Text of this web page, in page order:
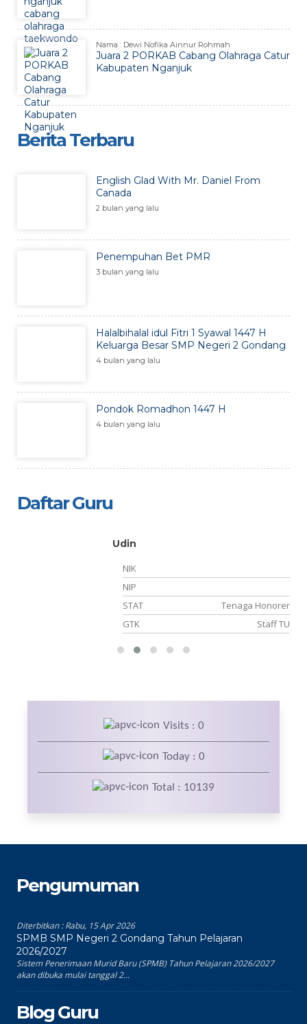
Nama : Dewi Nofika Ainnur Rohmah
Juara 2 PORKAB Cabang Olahraga Catur
Kabupaten Nganjuk
Berita Terbaru
English Glad With Mr. Daniel From
Canada
2 bulan yang lalu
Penempuhan Bet PMR
3 bulan yang lalu
Halalbihalal idul Fitri 1 Syawal 1447 H
Keluarga Besar SMP Negeri 2 Gondang
4 bulan yang lalu
Pondok Romadhon 1447 H
4 bulan yang lalu
Daftar Guru
Udin
NIK
NIP
STAT
Tenaga Honorer
GTK
Staff TU
Visits : 0
Today : 0
Total : 10139
Pengumuman
Diterbitkan :Rabu, 15 Apr 2026
SPMB SMP Negeri 2 Gondang Tahun Pelajaran
2026/2027
Sistem Penerimaan Murid Baru (SPMB) Tahun Pelajaran 2026/2027
akan dibuka mulai tanggal 2...
Blog Guru